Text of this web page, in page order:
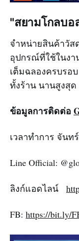
"สยามโกลบอ
จำหน่ายสินค้าวัส
อุปกรณ์ที่ใช้ในง
เต็มฉลองครบรอ
ทั้งร้าน นานสูงสุด
ข้อมูลการติดต่อ
เวลาทำการ จันท
Line Official:
ลิงก์แอดไลน์
FB: https://bit.ly/